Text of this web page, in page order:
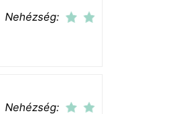
Nehézség:
Nehézség: